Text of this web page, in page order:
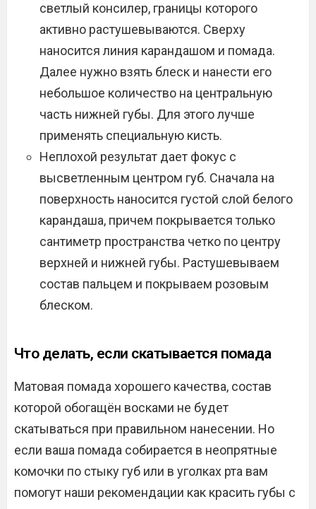
светлый консилер, границы которого
активно растушевываются. Сверху
наносится линия карандашом и помада.
Далее нужно взять блеск и нанести его
небольшое количество на центральную
часть нижней губы. Для этого лучше
применять специальную кисть.
Неплохой результат дает фокус с
высветленным центром губ. Сначала на
поверхность наносится густой слой белого
карандаша, причем покрывается только
сантиметр пространства четко по центру
верхней и нижней губы. Растушевываем
состав пальцем и покрываем розовым
блеском.
Что делать, если скатывается помада
Матовая помада хорошего качества, состав
которой обогащён восками не будет
скатываться при правильном нанесении. Но
если ваша помада собирается в неопрятные
комочки по стыку губ или в уголках рта вам
помогут наши рекомендации как красить губы с